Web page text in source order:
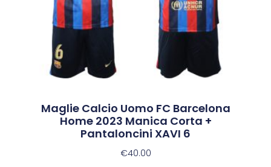
Maglie Calcio Uomo FC Barcelona
Home 2023 Manica Corta +
Pantaloncini XAVI 6
€40.00